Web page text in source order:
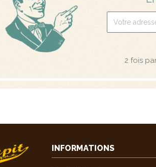
2 fois
INFORMATIONS